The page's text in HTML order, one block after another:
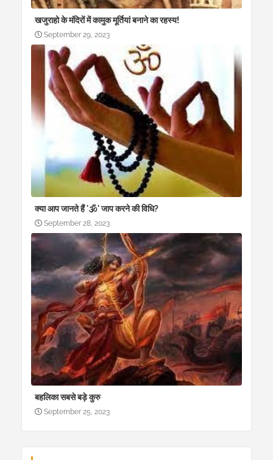
खजुराहो के मंदिरों में कामुक मूर्तियां बनाने का रहस्य!
September 29, 2023
क्या आप जानते हैं '🕉' जाप करने की विधि?
September 28, 2023
बहलिका सबसे बड़े कुरु
September 25, 2023